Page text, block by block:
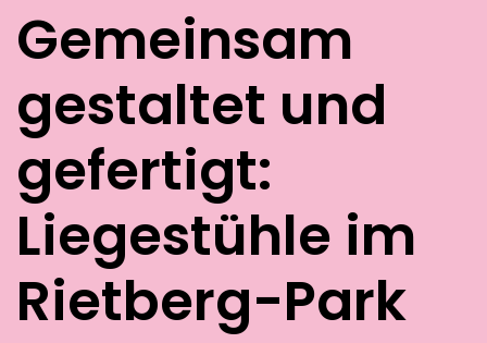
Gemeinsam
gestaltet und
gefertigt:
Liegestühle im
Rietberg-Park